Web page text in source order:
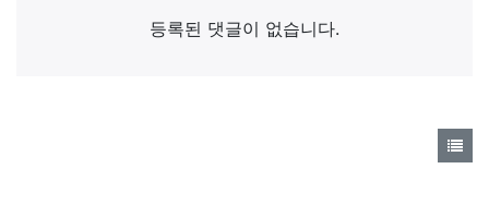
등록된 댓글이 없습니다.